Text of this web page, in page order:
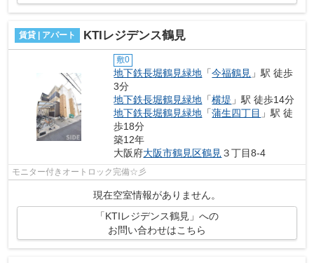
賃貸 | アパート KTIレジデンス鶴見
敷0
地下鉄長堀鶴見緑地 「今福鶴見 」駅 徒歩
3分
地下鉄長堀鶴見緑地 「横堤 」駅 徒歩14分
地下鉄長堀鶴見緑地 「蒲生四丁目 」駅 徒
歩18分
築12年
大阪府大阪市鶴見区鶴見 ３丁目8-4
モニター付きオートロック完備☆彡
現在空室情報がありません。
「KTIレジデンス鶴見」への
お問い合わせはこちら